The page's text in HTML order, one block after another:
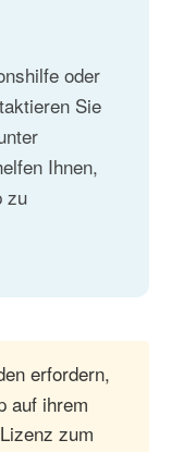
oder
Sie
Ihnen,
zu
erfordern,
auf ihrem
zum